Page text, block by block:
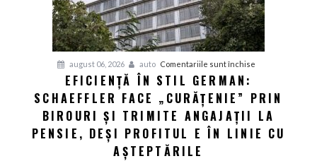
sistemului
„Full
Self-
Driving”
august 06, 2026 auto Comentariile sunt închise
în
stil
Schaeffler
EFICIENȚĂ ÎN STIL GERMAN:
SCHAEFFLER FACE „CURĂȚENIE” PRIN
BIROURI ȘI TRIMITE ANGAJAȚII LA
PENSIE, DEȘI PROFITUL E ÎN LINIE CU
AȘTEPTĂRILE